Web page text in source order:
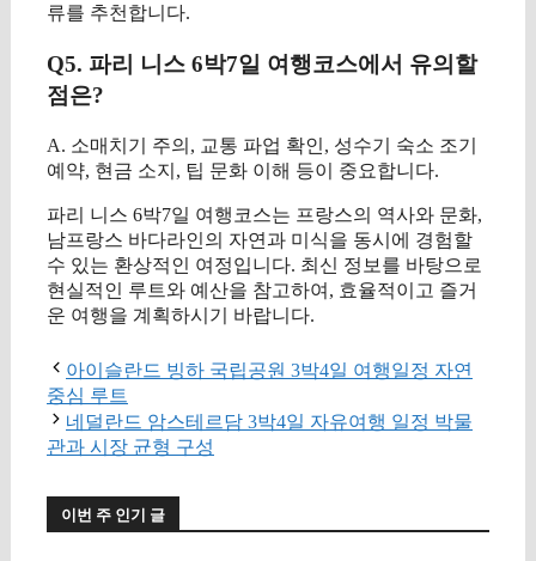
류를 추천합니다.
Q5. 파리 니스 6박7일 여행코스에서 유의할
점은?
A. 소매치기 주의, 교통 파업 확인, 성수기 숙소 조기
예약, 현금 소지, 팁 문화 이해 등이 중요합니다.
파리 니스 6박7일 여행코스는 프랑스의 역사와 문화,
남프랑스 바다라인의 자연과 미식을 동시에 경험할
수 있는 환상적인 여정입니다. 최신 정보를 바탕으로
현실적인 루트와 예산을 참고하여, 효율적이고 즐거
운 여행을 계획하시기 바랍니다.
아이슬란드 빙하 국립공원 3박4일 여행일정 자연
중심 루트
네덜란드 암스테르담 3박4일 자유여행 일정 박물
관과 시장 균형 구성
이번 주 인기 글